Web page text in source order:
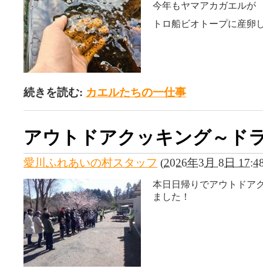
今年もヤマアカガエルが
トロ船ビオトープに産卵
続きを読む: カエルたちの一仕事
アウトドアクッキング～ド
愛川ふれあいの村スタッフ (2026年3月 8日
本日日帰りでアウトドア
ました！